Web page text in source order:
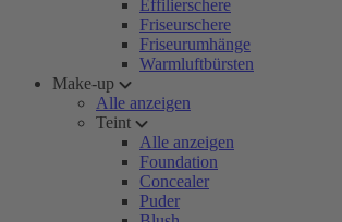
Effilierschere
Friseurschere
Friseurumhänge
Warmluftbürsten
Make-up
Alle anzeigen
Teint
Alle anzeigen
Foundation
Concealer
Puder